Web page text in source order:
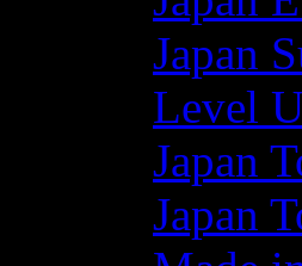
Japan
Level
Japan
Japan